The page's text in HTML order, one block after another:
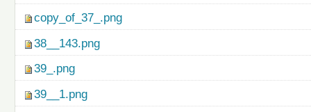
copy_of_37_.png
38__143.png
39_.png
39__1.png